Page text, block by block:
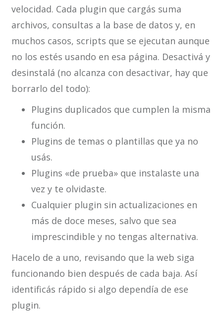
velocidad. Cada plugin que cargás suma
archivos, consultas a la base de datos y, en
muchos casos, scripts que se ejecutan aunque
no los estés usando en esa página. Desactivá y
desinstalá (no alcanza con desactivar, hay que
borrarlo del todo):
Plugins duplicados que cumplen la misma
función.
Plugins de temas o plantillas que ya no
usás.
Plugins «de prueba» que instalaste una
vez y te olvidaste.
Cualquier plugin sin actualizaciones en
más de doce meses, salvo que sea
imprescindible y no tengas alternativa.
Hacelo de a uno, revisando que la web siga
funcionando bien después de cada baja. Así
identificás rápido si algo dependía de ese
plugin.